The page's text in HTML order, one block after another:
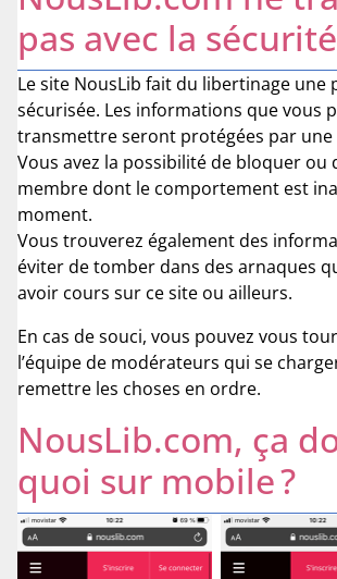
pas avec la sécurité
Le site NousLib fait du libertinage une
sécurisée. Les informations que vous
transmettre seront protégées par une
Vous avez la possibilité de bloquer ou
membre dont le comportement est
moment.
Vous trouverez également des
éviter de tomber dans des arnaques
avoir cours sur ce site ou ailleurs.
En cas de souci, vous pouvez vous
l’équipe de modérateurs qui se
remettre les choses en ordre.
NousLib.com, ça
quoi sur mobile ?